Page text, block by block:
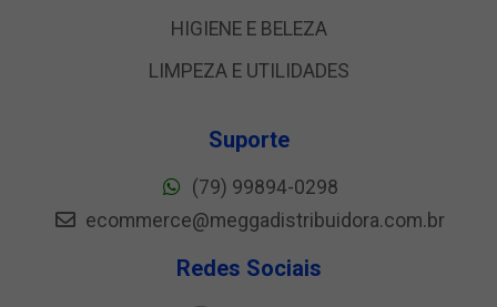
HIGIENE E BELEZA
LIMPEZA E UTILIDADES
Suporte
(79) 99894-0298
ecommerce@meggadistribuidora.com.br
Redes Sociais